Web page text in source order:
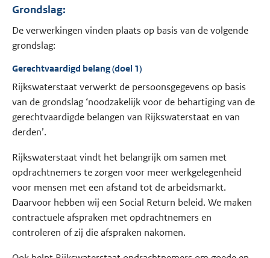
Grondslag:
De verwerkingen vinden plaats op basis van de volgende
grondslag:
Gerechtvaardigd belang (doel 1)
Rijkswaterstaat verwerkt de persoonsgegevens op basis
van de grondslag ‘noodzakelijk voor de behartiging van de
gerechtvaardigde belangen van Rijkswaterstaat en van
derden’.
Rijkswaterstaat vindt het belangrijk om samen met
opdrachtnemers te zorgen voor meer werkgelegenheid
voor mensen met een afstand tot de arbeidsmarkt.
Daarvoor hebben wij een Social Return beleid. We maken
contractuele afspraken met opdrachtnemers en
controleren of zij die afspraken nakomen.